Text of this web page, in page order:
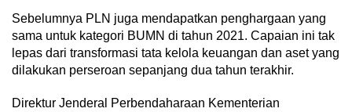
Sebelumnya PLN juga mendapatkan penghargaan yang
sama untuk kategori BUMN di tahun 2021. Capaian ini tak
lepas dari transformasi tata kelola keuangan dan aset yang
dilakukan perseroan sepanjang dua tahun terakhir.
Direktur Jenderal Perbendaharaan Kementerian